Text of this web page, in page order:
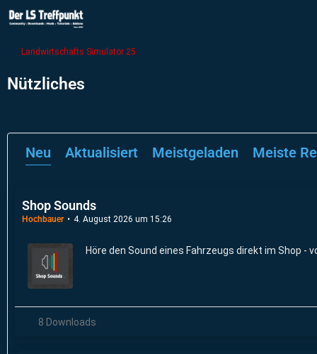
Landwirtschafts Simulator 25
Nützliches
Neu Aktualisiert Meistgeladen Meiste
Shop Sounds
Hochbauer 4. August 2026 um 15:26
Höre den Sound eines Fahrzeugs direkt im Shop -
8 Downloads